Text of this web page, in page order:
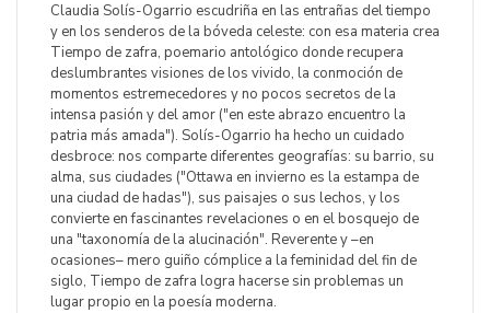
Claudia Solís-Ogarrio escudriña en las entrañas del tiempo
y en los senderos de la bóveda celeste: con esa materia crea
Tiempo de zafra, poemario antológico donde recupera
deslumbrantes visiones de los vivido, la conmoción de
momentos estremecedores y no pocos secretos de la
intensa pasión y del amor ("en este abrazo encuentro la
patria más amada"). Solís-Ogarrio ha hecho un cuidado
desbroce: nos comparte diferentes geografías: su barrio, su
alma, sus ciudades ("Ottawa en invierno es la estampa de
una ciudad de hadas"), sus paisajes o sus lechos, y los
convierte en fascinantes revelaciones o en el bosquejo de
una "taxonomía de la alucinación". Reverente y –en
ocasiones– mero guiño cómplice a la feminidad del fin de
siglo, Tiempo de zafra logra hacerse sin problemas un
lugar propio en la poesía moderna.